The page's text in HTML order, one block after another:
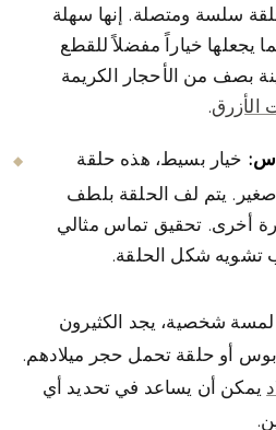
سلسة ومتصلة. إنها سهلة
يجعلها خياراً مفضلاً للقطع
بصف من الأحجار الكريمة
الأزرق.
خيار بسيط، هذه حلقة
يتم لف الحلقة بلطف
أخرى. تحقيق تماس مثالي
تشويه شكل الحلقة.
شخصية، يجد الكثيرون
أو حلقة تحمل حجر ميلادهم.
يمكن أن يساعد في تحديد أي